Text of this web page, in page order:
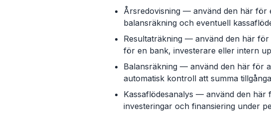
Årsredovisning — använd den här för
balansräkning och eventuell
Resultaträkning — använd den här
för en bank, investerare eller intern
Balansräkning — använd den här för
automatisk kontroll att summa
Kassaflödesanalys — använd den här
investeringar och finansiering under